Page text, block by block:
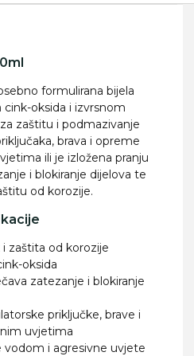
formulirana bijela
oksida i izvrsnom
zaštitu i podmazivanje
brava i opreme
ili je izložena pranju
i blokiranje dijelova te
od korozije.
zaštita od korozije
oksida
zatezanje i blokiranje
priključke, brave i
uvjetima
vodom i agresivne uvjete